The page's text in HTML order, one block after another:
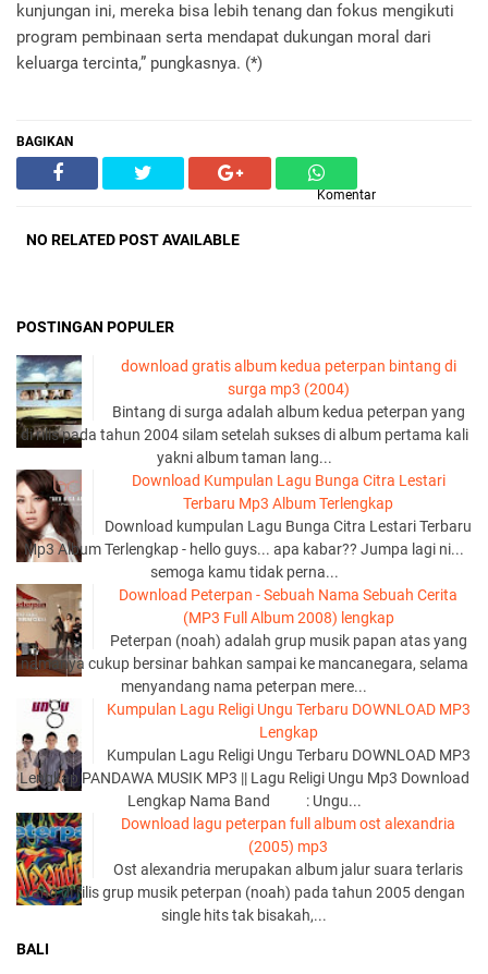
kunjungan ini, mereka bisa lebih tenang dan fokus mengikuti
program pembinaan serta mendapat dukungan moral dari
keluarga tercinta,” pungkasnya. (*)
BAGIKAN
Komentar
NO RELATED POST AVAILABLE
POSTINGAN POPULER
download gratis album kedua peterpan bintang di
surga mp3 (2004)
Bintang di surga adalah album kedua peterpan yang
di rilis pada tahun 2004 silam setelah sukses di album pertama kali
yakni album taman lang...
Download Kumpulan Lagu Bunga Citra Lestari
Terbaru Mp3 Album Terlengkap
Download kumpulan Lagu Bunga Citra Lestari Terbaru
Mp3 Album Terlengkap - hello guys... apa kabar?? Jumpa lagi ni...
semoga kamu tidak perna...
Download Peterpan - Sebuah Nama Sebuah Cerita
(MP3 Full Album 2008) lengkap
Peterpan (noah) adalah grup musik papan atas yang
namanya cukup bersinar bahkan sampai ke mancanegara, selama
menyandang nama peterpan mere...
Kumpulan Lagu Religi Ungu Terbaru DOWNLOAD MP3
Lengkap
Kumpulan Lagu Religi Ungu Terbaru DOWNLOAD MP3
Lengkap PANDAWA MUSIK MP3 || Lagu Religi Ungu Mp3 Download
Lengkap Nama Band : Ungu...
Download lagu peterpan full album ost alexandria
(2005) mp3
Ost alexandria merupakan album jalur suara terlaris
yang di rilis grup musik peterpan (noah) pada tahun 2005 dengan
single hits tak bisakah,...
BALI